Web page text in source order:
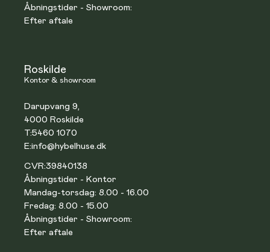
Åbningstider - Showroom:
Efter aftale
Roskilde
Kontor & showroom
Darupvang 9,
4000 Roskilde
T:5460 1070
E:info@hybelhuse.dk
CVR:39840138
Åbningstider - Kontor
Mandag-torsdag: 8.00 - 16.00
Fredag: 8.00 - 15.00
Åbningstider - Showroom:
Efter aftale